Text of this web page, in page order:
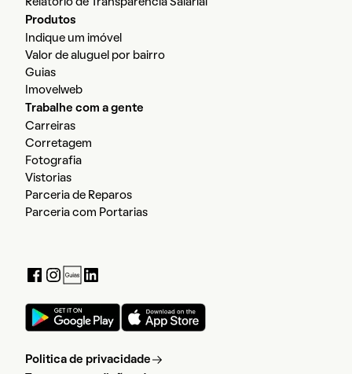
Relatório de Transparência Salarial
Produtos
Indique um imóvel
Valor de aluguel por bairro
Guias
Imovelweb
Trabalhe com a gente
Carreiras
Corretagem
Fotografia
Vistorias
Parceria de Reparos
Parceria com Portarias
Politica de privacidade